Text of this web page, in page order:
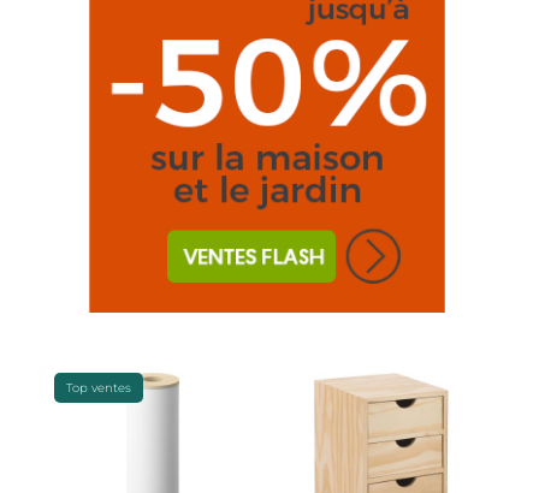
Top ventes